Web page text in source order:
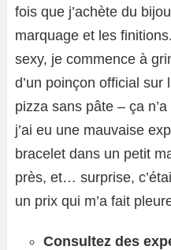
fois que j’achète du
marquage et les
sexy, je commence à
d’un poinçon official sur
pizza sans pâte – ça
j’ai eu une mauvaise
bracelet dans un petit
près, et… surprise,
un prix qui m’a fait
Consultez des